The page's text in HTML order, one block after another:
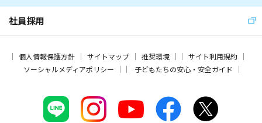
社員採用
個人情報保護方針 サイトマップ 推奨環境
サイト利用規約
ソーシャルメディアポリシー
子どもたちの安心・安全ガイド